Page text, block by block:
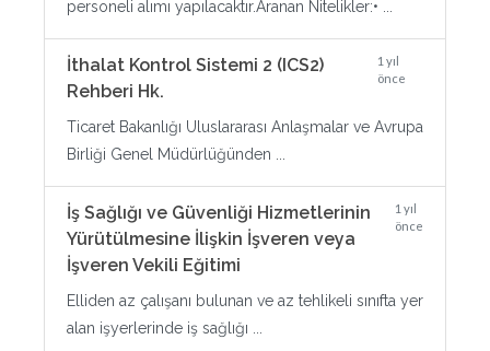
personeli alımı yapılacaktır.Aranan Nitelikler:• ...
İthalat Kontrol Sistemi 2 (ICS2)
Rehberi Hk.
1 yıl
önce
Ticaret Bakanlığı Uluslararası Anlaşmalar ve Avrupa
Birliği Genel Müdürlüğünden ...
İş Sağlığı ve Güvenliği Hizmetlerinin
Yürütülmesine İlişkin İşveren veya
İşveren Vekili Eğitimi
1 yıl
önce
Elliden az çalışanı bulunan ve az tehlikeli sınıfta yer
alan işyerlerinde iş sağlığı ...